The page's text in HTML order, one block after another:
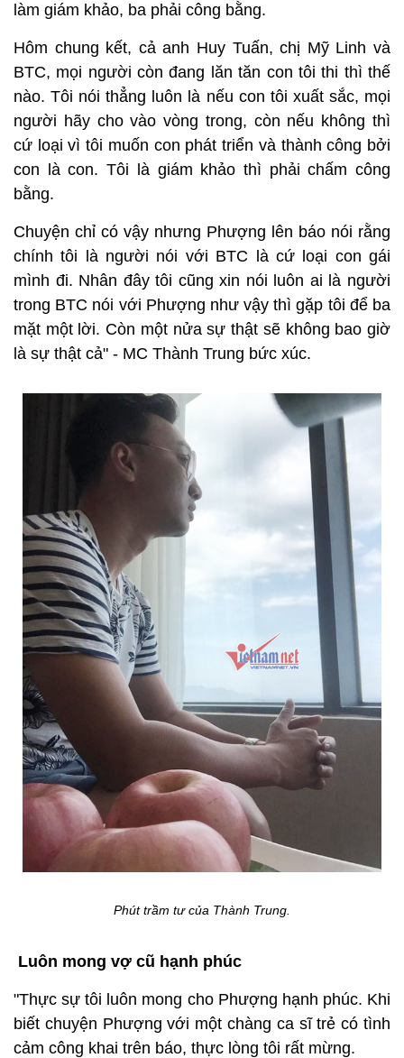
làm giám khảo, ba phải công bằng.
Hôm chung kết, cả anh Huy Tuấn, chị Mỹ Linh và
BTC, mọi người còn đang lăn tăn con tôi thi thì thế
nào. Tôi nói thẳng luôn là nếu con tôi xuất sắc, mọi
người hãy cho vào vòng trong, còn nếu không thì
cứ loại vì tôi muốn con phát triển và thành công bởi
con là con. Tôi là giám khảo thì phải chấm công
bằng.
Chuyện chỉ có vậy nhưng Phượng lên báo nói rằng
chính tôi là người nói với BTC là cứ loại con gái
mình đi. Nhân đây tôi cũng xin nói luôn ai là người
trong BTC nói với Phượng như vậy thì gặp tôi để ba
mặt một lời. Còn một nửa sự thật sẽ không bao giờ
là sự thật cả" - MC Thành Trung bức xúc.
Phút trầm tư của Thành Trung.
Luôn mong vợ cũ hạnh phúc
"Thực sự tôi luôn mong cho Phượng hạnh phúc. Khi
biết chuyện Phượng với một chàng ca sĩ trẻ có tình
cảm công khai trên báo, thực lòng tôi rất mừng.